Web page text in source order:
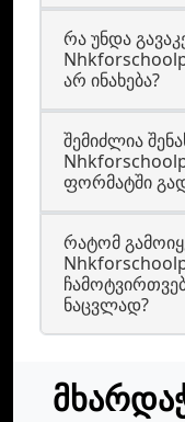
რა უნდა
არ ინახება?
შემიძლია
ფორმატში
რატომ
ნაცვლად?